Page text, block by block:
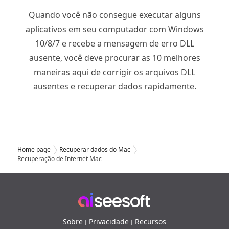
Quando você não consegue executar alguns
aplicativos em seu computador com Windows
10/8/7 e recebe a mensagem de erro DLL
ausente, você deve procurar as 10 melhores
maneiras aqui de corrigir os arquivos DLL
ausentes e recuperar dados rapidamente.
Home page
Recuperar dados do Mac
Recuperação de Internet Mac
Sobre | Privacidade | Recursos